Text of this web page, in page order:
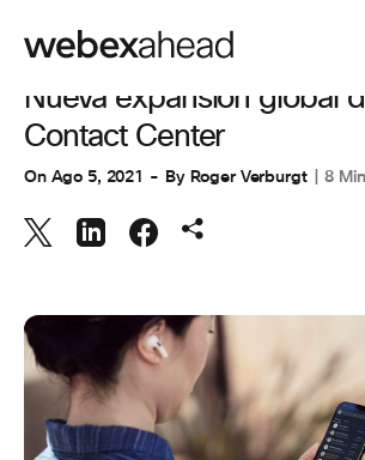
EXPERIENCIA DEL CLIENTE
Nueva expansión global
Contact Center
On Ago 5, 2021 By Roger Verburgt 8